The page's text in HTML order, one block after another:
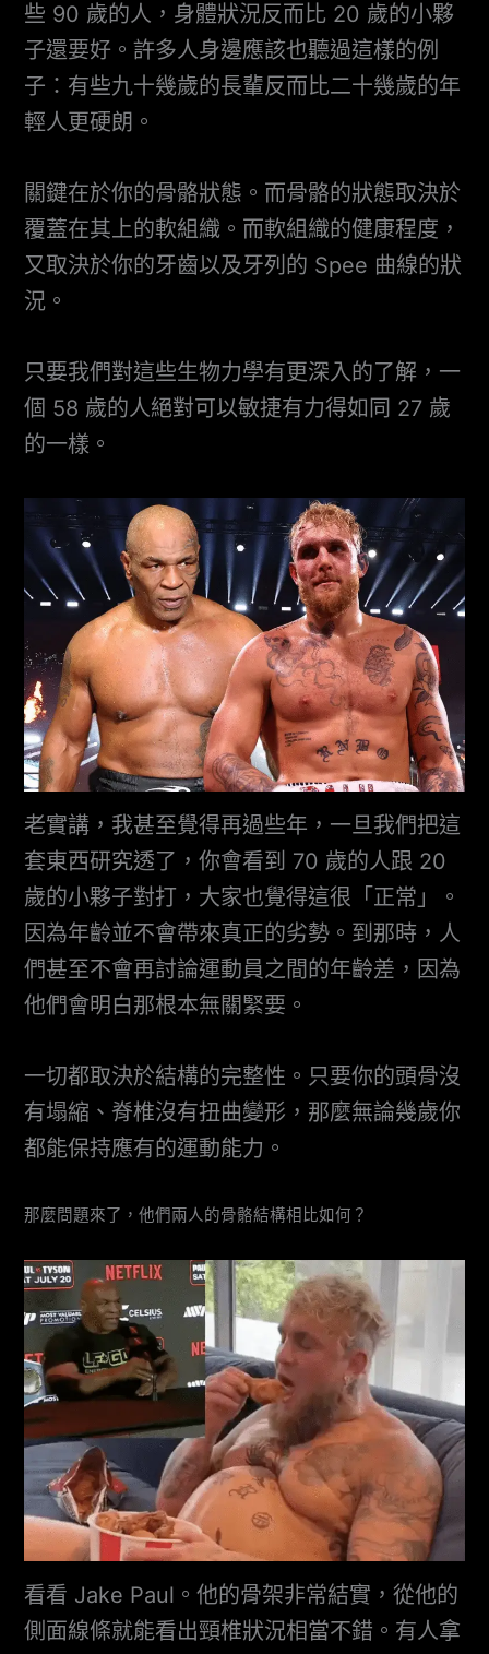
些 90 歲的人，身體狀況反而比 20 歲的小夥
子還要好。許多人身邊應該也聽過這樣的例
子：有些九十幾歲的長輩反而比二十幾歲的年
輕人更硬朗。
關鍵在於你的骨骼狀態。而骨骼的狀態取決於
覆蓋在其上的軟組織。而軟組織的健康程度，
又取決於你的牙齒以及牙列的 Spee 曲線的狀
況。
只要我們對這些生物力學有更深入的了解，一
個 58 歲的人絕對可以敏捷有力得如同 27 歲
的一樣。
老實講，我甚至覺得再過些年，一旦我們把這
套東西研究透了，你會看到 70 歲的人跟 20
歲的小夥子對打，大家也覺得這很「正常」。
因為年齡並不會帶來真正的劣勢。到那時，人
們甚至不會再討論運動員之間的年齡差，因為
他們會明白那根本無關緊要。
一切都取決於結構的完整性。只要你的頭骨沒
有塌縮、脊椎沒有扭曲變形，那麼無論幾歲你
都能保持應有的運動能力。
那麼問題來了，他們兩人的骨骼結構相比如何？
看看 Jake Paul。他的骨架非常結實，從他的
側面線條就能看出頸椎狀況相當不錯。有人拿